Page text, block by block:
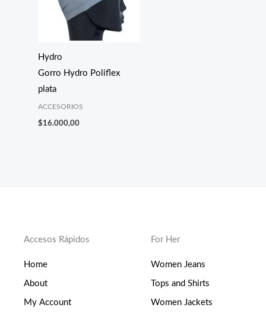
Hydro
Gorro Hydro Poliflex
plata
ACCESORIOS
$16.000,00
Accesos Rápidos
Home
About
My Account
For Her
Women Jeans
Tops and Shirts
Women Jackets